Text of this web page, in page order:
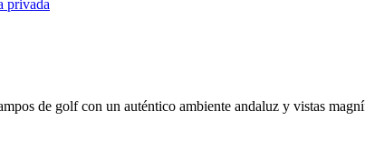
de golf con un auténtico ambiente andaluz y vistas